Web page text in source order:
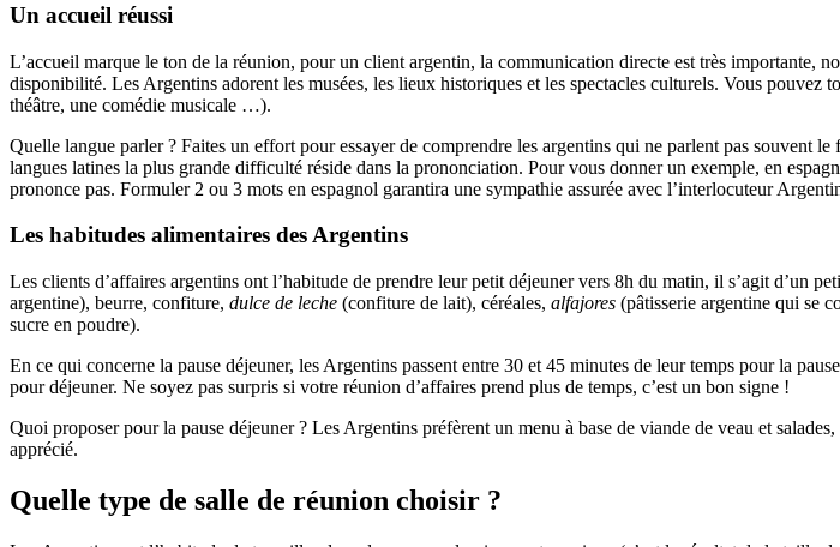
Un accueil réussi
L’accueil marque le ton de la réunion, pour un client argentin, la communication directe est très importante,
disponibilité. Les Argentins adorent les musées, les lieux historiques et les spectacles culturels. Vous
théâtre, une comédie musicale …).
Quelle langue parler ? Faites un effort pour essayer de comprendre les argentins qui ne parlent pas souvent
langues latines la plus grande difficulté réside dans la prononciation. Pour vous donner un exemple, en
prononce pas. Formuler 2 ou 3 mots en espagnol garantira une sympathie assurée avec l’interlocuteur
Les habitudes alimentaires des Argentins
Les clients d’affaires argentins ont l’habitude de prendre leur petit déjeuner vers 8h du matin, il s’agit d’un
argentine), beurre, confiture, dulce de leche (confiture de lait), céréales, alfajores (pâtisserie argentine qui se
sucre en poudre).
En ce qui concerne la pause déjeuner, les Argentins passent entre 30 et 45 minutes de leur temps pour la
pour déjeuner. Ne soyez pas surpris si votre réunion d’affaires prend plus de temps, c’est un bon signe !
Quoi proposer pour la pause déjeuner ? Les Argentins préfèrent un menu à base de viande de veau et
apprécié.
Quelle type de salle de réunion choisir ?